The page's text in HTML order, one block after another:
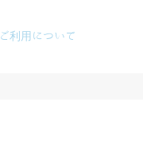
ご利用について